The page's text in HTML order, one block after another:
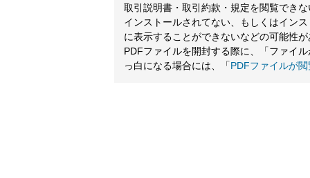
取引説明書・取引約款・規定を閲覧でき
インストールされてない、もしくはイン
に表示することができないなどの可能性
PDFファイルを開封する際に、「ファイ
っ白になる場合には、「PDFファイルが